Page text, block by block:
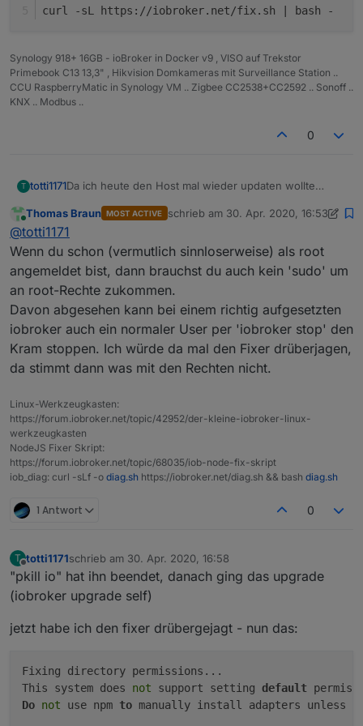
Nodejs-Version: 10.x.x
Installationsart:
Skript/Ma
nuell
Image genutzt:
Iobroker lässt
curl -sL https://iobroker.net/fix.sh | bash -
Synology 918+ 16GB - ioBroker in Docker v9 , VISO auf Trekstor
Primebook C13 13,3" , Hikvision Domkameras mit Surveillance Station ..
CCU RaspberryMatic in Synology VM .. Zigbee CC2538+CC2592 .. Sonoff ..
KNX .. Modbus ..
0
T totti1171Da ich heute den Host mal wieder updaten wollte
weg über die Console (iobroker stop) nicht mehr
wirklich beenden lässt.
mit "sudo iobroker stop" bekomme ich folgende
Meldung:
root@buanet-
sudo: Hostname
sudo: Die Audit-Nachricht
sudo:
sudo: Regelwerks-
root@buanet-
Stopping
iobroker
No
Hab mir schon diverse Beiträge durchgelesen aber ich
werde nicht schlau daraus.
beim letzten Update vor einigen Tagen lief es noch
anstandslos durch...
Re:Iobroker lässt
sich nicht
stoppen.
Systemda
ta
Bitte Ausfüllen
Hardwaresystem:
NUC/Pi3/
Arbeitsspeicher: 1GB
Festplattenart:
Karte/SSD
/HDD
Betriebssystem:
Node-Version: 10.x.x
Nodejs-Version:
NPM-Version: 6.x.x
nuell
Image genutzt: Ja/Nein
Online
Thomas Braun MOST ACTIVE schrieb am 30. Apr. 2020, 16:53
zuletzt editiert von Thomas Braun
@totti1171
Wenn du schon (vermutlich sinnloserweise) als root
angemeldet bist, dann brauchst du auch kein 'sudo' um
an root-Rechte zukommen.
Davon abgesehen kann bei einem richtig aufgesetzten
iobroker auch ein normaler User per 'iobroker stop' den
Kram stoppen. Ich würde da mal den Fixer drüberjagen,
da stimmt dann was mit den Rechten nicht.
Linux-Werkzeugkasten:
https://forum.iobroker.net/topic/42952/der-kleine-iobroker-linux-
werkzeugkasten
NodeJS Fixer Skript:
https://forum.iobroker.net/topic/68035/iob-node-fix-skript
iob_diag: curl -sLf -o diag.sh https://iobroker.net/diag.sh && bash diag.sh
1 Antwort 0
T
Offline
totti1171schrieb am 30. Apr. 2020, 16:58
zuletzt editiert von
"pkill io" hat ihn beendet, danach ging das upgrade
(iobroker upgrade self)
jetzt habe ich den fixer drübergejagt - nun das:
Fixing
This system does not support setting default
Do not use npm to manually install